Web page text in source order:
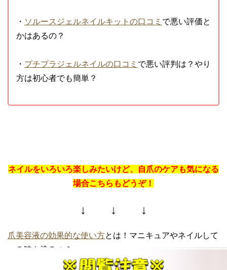
・ ソルースジェルネイルキットの口コミ で悪い評価と
かはあるの？
・ プチプラジェルネイルの口コミ で悪い評判は？やり
方は初心者でも簡単？
ネイルをいろいろ楽しみたいけど、自爪のケアも気になる
場合こちらもどうぞ！
↓ ↓ ↓
爪美容液の効果的な使い方とは！マニキュアやネイルして
いる時も塗るの？